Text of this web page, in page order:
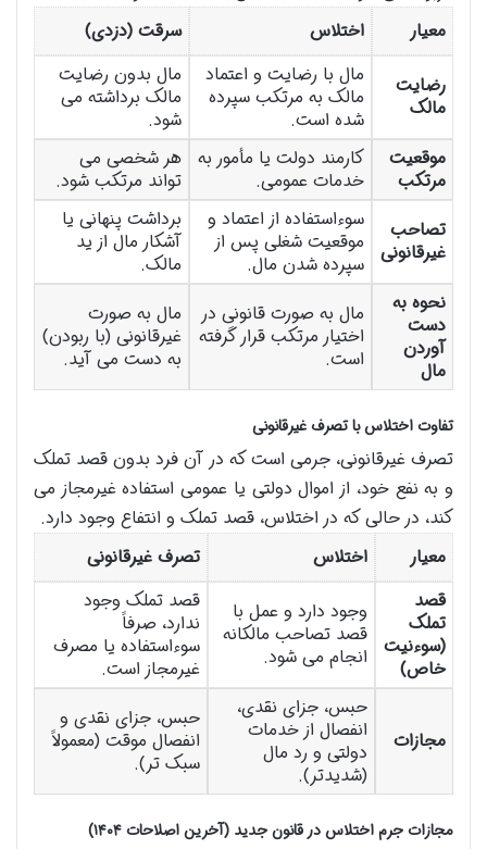
معیار
اختلاس
سرقت (دزدی)
رضایت
مالک
مال با رضایت و اعتماد
مالک به مرتکب سپرده
شده است.
مال بدون رضایت
مالک برداشته می
شود.
موقعیت
مرتکب
کارمند دولت یا مأمور به
خدمات عمومی.
هر شخصی می
تواند مرتکب شود.
تصاحب
غیرقانونی
سوءاستفاده از اعتماد و
موقعیت شغلی پس از
سپرده شدن مال.
برداشت پنهانی یا
آشکار مال از ید
مالک.
نحوه به
دست
آوردن
مال
مال به صورت قانونی در
اختیار مرتکب قرار گرفته
است.
مال به صورت
غیرقانونی (با ربودن)
به دست می آید.
تفاوت اختلاس با تصرف غیرقانونی
تصرف غیرقانونی، جرمی است که در آن فرد بدون قصد تملک
و به نفع خود، از اموال دولتی یا عمومی استفاده غیرمجاز می
کند، در حالی که در اختلاس، قصد تملک و انتفاع وجود دارد.
معیار
اختلاس
تصرف غیرقانونی
قصد
تملک
(سوءنیت
خاص)
وجود دارد و عمل با
قصد تصاحب مالکانه
انجام می شود.
قصد تملک وجود
ندارد، صرفاً
سوءاستفاده یا مصرف
غیرمجاز است.
مجازات
حبس، جزای نقدی،
انفصال از خدمات
دولتی و رد مال
(شدیدتر).
حبس، جزای نقدی و
انفصال موقت (معمولاً
سبک تر).
مجازات جرم اختلاس در قانون جدید (آخرین اصلاحات ۱۴۰۴)